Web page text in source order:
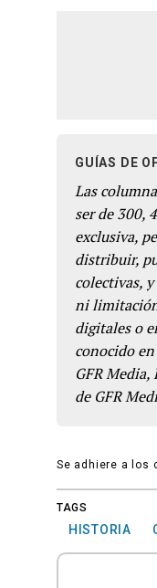
GUÍAS DE
Las
ser de 300,
exclusiva,
distribuir,
colectivas,
ni
digitales o
conocido
GFR
de GFR
Se adhiere a los
TAGS
HISTORIA